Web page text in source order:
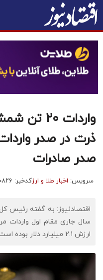
واردات
ذرت در صدر
صدر صادرات
سرویس: اخبار طلا و ارزکدخبر: ۷۵۰۸۲۶
اقتصادنیوز: به گفته رئیس
ارزش ۲.۱ میلیارد دلار بوده است.